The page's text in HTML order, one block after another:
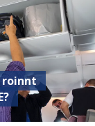
roinnt